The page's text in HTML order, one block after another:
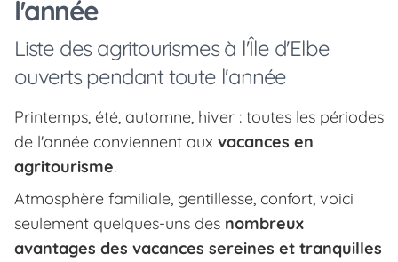
l'année
Liste des agritourismes à l'Île d'Elbe
ouverts pendant toute l'année
Printemps, été, automne, hiver : toutes les périodes
de l'année conviennent aux vacances en
agritourisme.
Atmosphère familiale, gentillesse, confort, voici
seulement quelques-uns des nombreux
avantages des vacances sereines et tranquilles